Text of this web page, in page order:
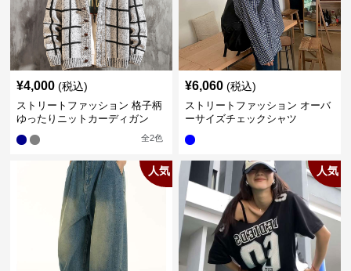
¥4,000 (税込)
ストリートファッション 格子柄
ゆったりニットカーディガン
全2色
¥6,060 (税込)
ストリートファッション オーバ
ーサイズチェックシャツ
人気 人気